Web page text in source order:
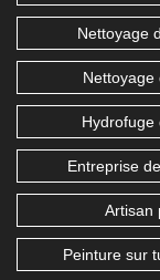
Nettoyage
Nettoyage
Hydrofuge
Entreprise
Artisan
Peinture sur